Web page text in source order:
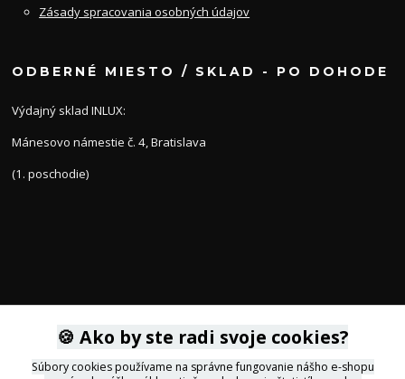
Zásady spracovania osobných údajov
ODBERNÉ MIESTO / SKLAD - PO DOHODE
Výdajný sklad INLUX:
Mánesovo námestie č. 4, Bratislava
(1. poschodie)
KONTAKTY
🍪 Ako by ste radi svoje cookies?
Súbory cookies používame na správne fungovanie nášho e-shopu